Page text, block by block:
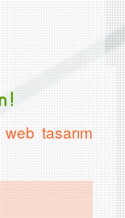
!
tasarım